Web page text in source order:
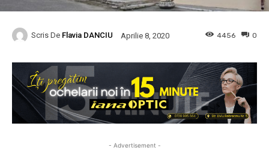
Scris De Flavia DANCIU Aprilie 8, 2020 0
4456
- Advertisement -